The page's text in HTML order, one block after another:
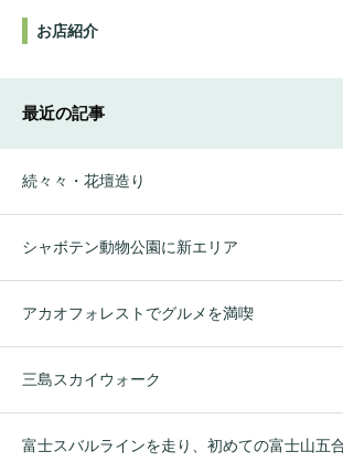
お店紹介
最近の記事
続々々・花壇造り
シャボテン動物公園に新エリア
アカオフォレストでグルメを満喫
三島スカイウォーク
富士スバルラインを走り、初めての富士山五